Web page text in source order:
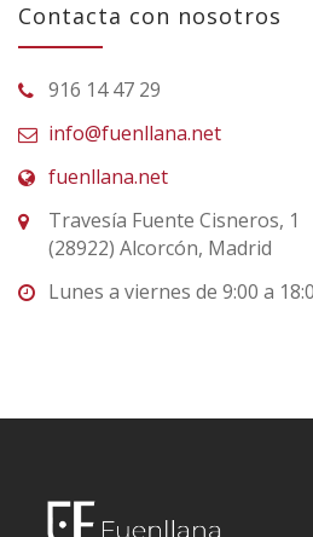
Contacta con nosotros
916 14 47 29
info@fuenllana.net
fuenllana.net
Travesía Fuente Cisneros, 1
(28922) Alcorcón, Madrid
Lunes a viernes de 9:00 a